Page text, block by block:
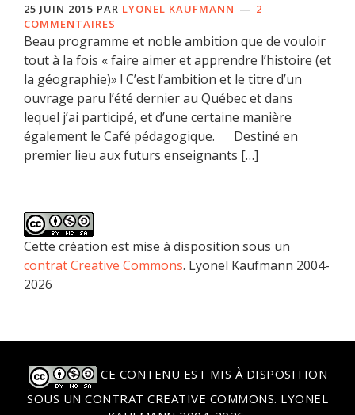
25 JUIN 2015 PAR LYONEL KAUFMANN
2
COMMENTAIRES
Beau programme et noble ambition que de vouloir
tout à la fois « faire aimer et apprendre l’histoire (et
la géographie)» ! C’est l’ambition et le titre d’un
ouvrage paru l’été dernier au Québec et dans
lequel j’ai participé, et d’une certaine manière
également le Café pédagogique. Destiné en
premier lieu aux futurs enseignants […]
Cette création est mise à disposition sous un
contrat Creative Commons. Lyonel Kaufmann 2004-
2026
CE CONTENU EST MIS À DISPOSITION
SOUS UN CONTRAT CREATIVE COMMONS. LYONEL